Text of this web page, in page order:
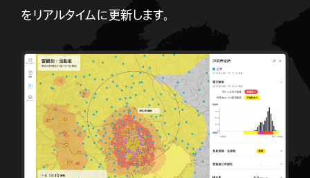
をリアルタイムに更新します。